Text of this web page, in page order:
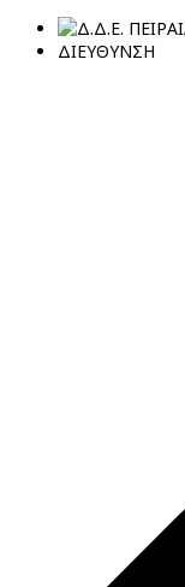
ΔΙΕΥΘΥΝΣΗ